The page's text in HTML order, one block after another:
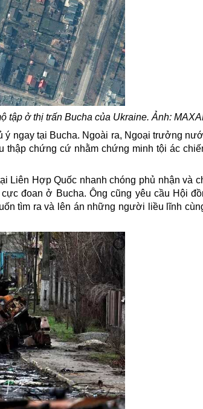
tập ở thị trấn Bucha của Ukraine. Ảnh:
ngay tại Bucha. Ngoài ra, Ngoại trưởng
thập chứng cứ nhằm chứng minh tội ác
Liên Hợp Quốc nhanh chóng phủ nhận và
đoan ở Bucha. Ông cũng yêu cầu Hội
tìm ravà lên án những người liều lĩnh